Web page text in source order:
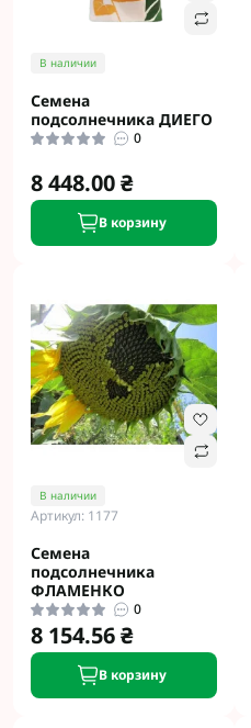
В наличии
Семена
подсолнечника ДИЕГО
0
8 448.00 ₴
В корзину
В наличии
Артикул: 1177
Семена
подсолнечника
ФЛАМЕНКО
0
8 154.56 ₴
В корзину